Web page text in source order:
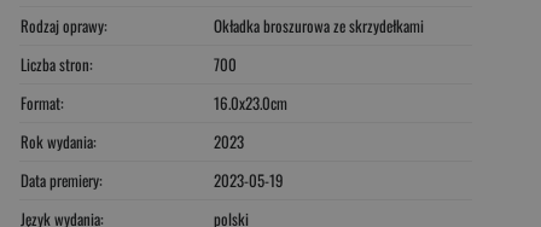
Rodzaj oprawy:
Okładka broszurowa ze skrzydełkami
Liczba stron:
700
Format:
16.0x23.0cm
Rok wydania:
2023
Data premiery:
2023-05-19
Język wydania:
polski